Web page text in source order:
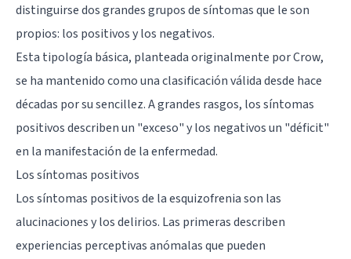
distinguirse dos grandes grupos de síntomas que le son
propios: los positivos y los negativos.
Esta tipología básica, planteada originalmente por Crow,
se ha mantenido como una clasificación válida desde hace
décadas por su sencillez. A grandes rasgos, los síntomas
positivos describen un "exceso" y los negativos un "déficit"
en la manifestación de la enfermedad.
Los síntomas positivos
Los síntomas positivos de la esquizofrenia son las
alucinaciones y los delirios. Las primeras describen
experiencias perceptivas anómalas que pueden